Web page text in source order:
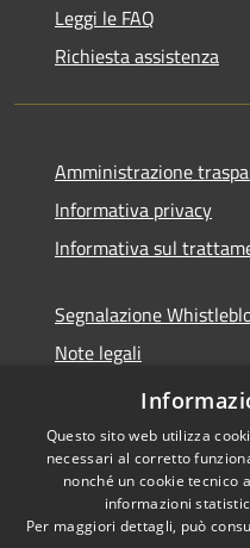
Leggi le FAQ
Richiesta assistenza
Amministrazione
Informativa privacy
Informativa sul
Segnalazione
Note legali
Dichiarazione di
Accessibilità
Questo sito web utilizza
necessari al corretto
nonché un cookie tecnico
informazioni
Per maggiori dettagli, può